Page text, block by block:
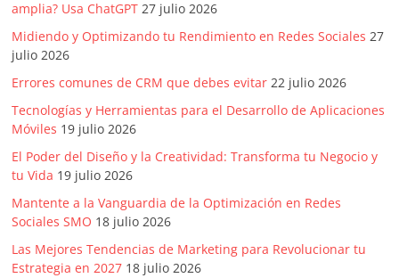
en
Colombia
Revista
iBlue
Marketing
|
Magazine
de
Publicidad,
amplia? Usa ChatGPT 27 julio 2026
Midiendo y Optimizando tu Rendimiento en Redes Sociales 27
julio 2026
Errores comunes de CRM que debes evitar 22 julio 2026
Tecnologías y Herramientas para el Desarrollo de Aplicaciones
Móviles 19 julio 2026
El Poder del Diseño y la Creatividad: Transforma tu Negocio y
tu Vida 19 julio 2026
Mantente a la Vanguardia de la Optimización en Redes
Sociales SMO 18 julio 2026
Las Mejores Tendencias de Marketing para Revolucionar tu
Estrategia en 2027 18 julio 2026